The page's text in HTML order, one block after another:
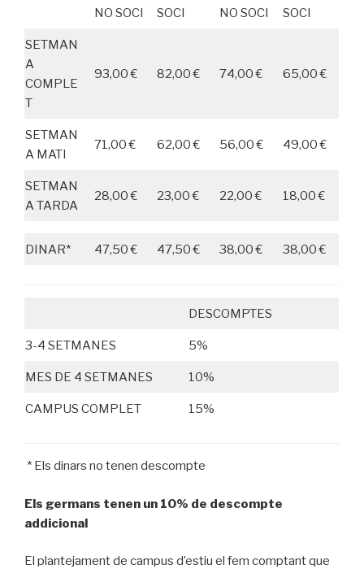
NO SOCI SOCI NO SOCI SOCI
SETMAN
A
COMPLE
T
93,00 € 82,00 € 74,00 € 65,00 €
SETMAN
A MATI
71,00 € 62,00 € 56,00 € 49,00 €
SETMAN
A TARDA
28,00 € 23,00 € 22,00 € 18,00 €
DINAR* 47,50 € 47,50 € 38,00 € 38,00 €
DESCOMPTES
3-4 SETMANES 5%
MES DE 4 SETMANES 10%
CAMPUS COMPLET 15%
* Els dinars no tenen descompte
Els germans tenen un 10% de descompte
addicional
El plantejament de campus d’estiu el fem comptant que